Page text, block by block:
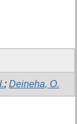
; Deineha, O.